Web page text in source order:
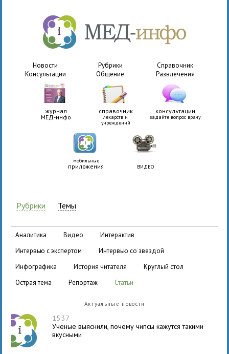
Новости Рубрики
Справочник
Консультации
Общение Развлечения
журнал
МЕД-инфо
справочник
лекарств и
учреждений
консультации
задайте вопрос врачу
мобильные
приложения ВИДЕО
Рубрики Темы
аналитика видео
интерактив
интервью с экспертом
интервью со звездой
инфографика
история читателя
круглый стол
острая тема
репортаж статьи
Актуальные новости
15:37
Ученые выяснили, почему чипсы кажутся такими
вкусными